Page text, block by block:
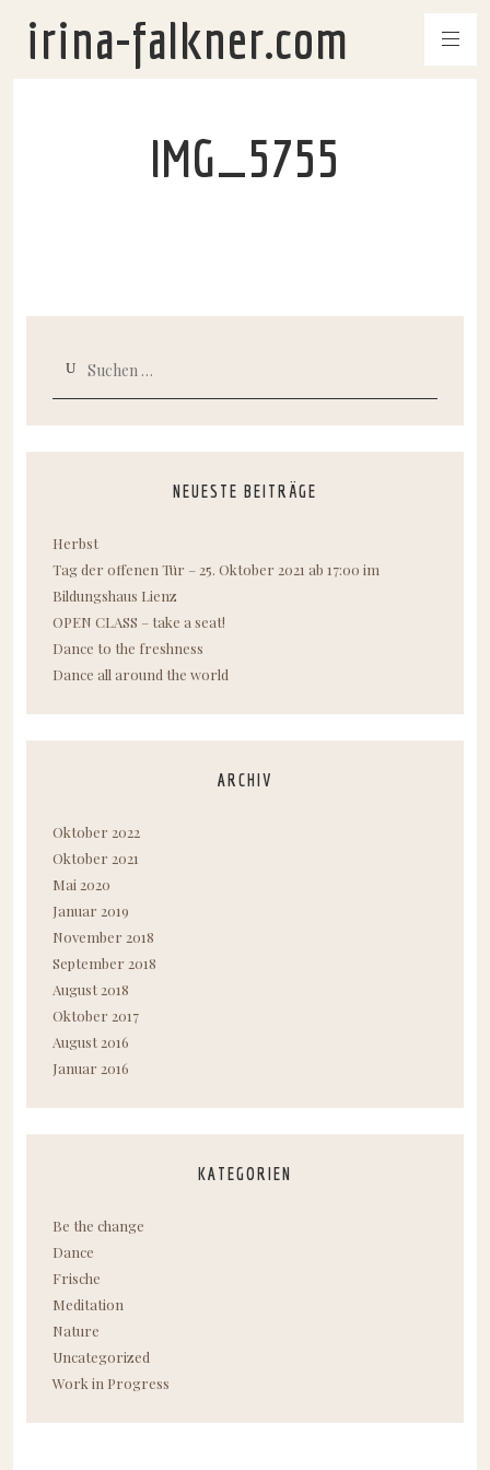
irina-falkner.com
IMG_5755
Suchen
NEUESTE BEITRÄGE
Herbst
Tag der offenen Tür – 25. Oktober 2021 ab 17:00 im
Bildungshaus Lienz
OPEN CLASS – take a seat!
Dance to the freshness
Dance all around the world
ARCHIV
Oktober 2022
Oktober 2021
Mai 2020
Januar 2019
November 2018
September 2018
August 2018
Oktober 2017
August 2016
Januar 2016
KATEGORIEN
Be the change
Dance
Frische
Meditation
Nature
Uncategorized
Work in Progress